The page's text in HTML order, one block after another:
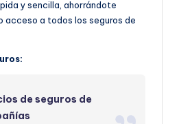
y sencilla, ahorrándote
acceso a todos los seguros de
de seguros de